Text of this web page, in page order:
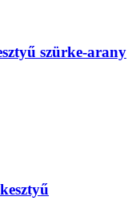
szürke-arany